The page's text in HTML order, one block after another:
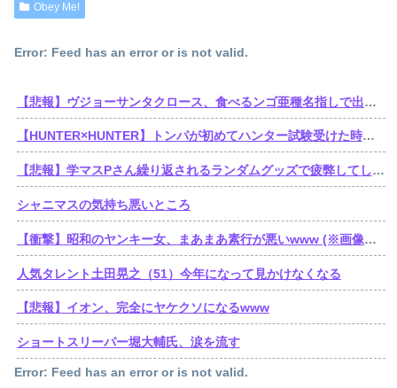
Obey Me!
Error: Feed has an error or is not valid.
【悲報】ヴジョーサンタクロース、食べるンゴ亜種名指しで出禁されてた
【HUNTER×HUNTER】トンパが初めてハンター試験受けた時ってゴンより若かったんだね
【悲報】学マスPさん繰り返されるランダムグッズで疲弊してしまう
シャニマスの気持ち悪いところ
【衝撃】昭和のヤンキー女、まあまあ素行が悪いwww (※画像あり)
人気タレント土田晃之（51）今年になって見かけなくなる
【悲報】イオン、完全にヤケクソになるwww
ショートスリーパー堀大輔氏、涙を流す
Error: Feed has an error or is not valid.